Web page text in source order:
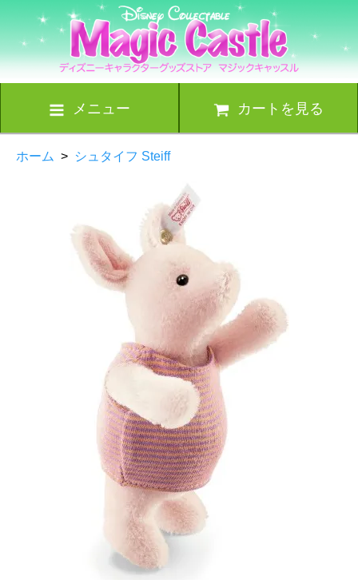
メニュー カートを見る
ホーム > シュタイフ Steiff